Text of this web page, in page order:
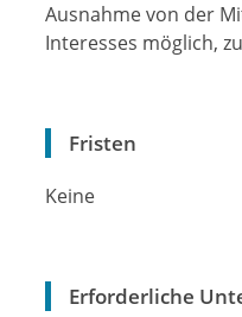
Ausnahme von der
Interesses möglich,
Fristen
Keine
Erforderliche